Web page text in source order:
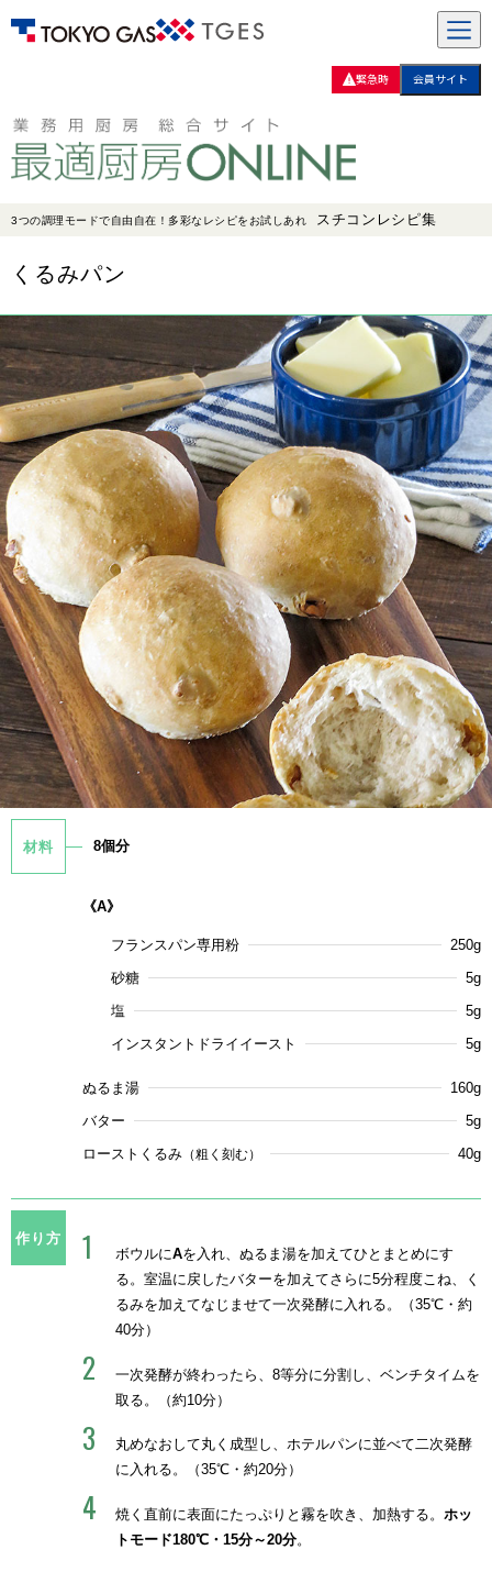
緊急時 会員サイト
3つの調理モードで自由自在！多彩なレシピをお試しあれ スチコンレシピ集
くるみパン
材料 8個分
《A》
フランスパン専用粉
250g
砂糖
5g
塩
5g
インスタントドライイースト
5g
ぬるま湯
160g
バター
5g
ローストくるみ （粗く刻む） 40g
作り方
ボウルにAを入れ、ぬるま湯を加えてひとまとめにす
る。室温に戻したバターを加えてさらに5分程度こね、く
るみを加えてなじませて一次発酵に入れる。（35℃・約
40分）
一次発酵が終わったら、8等分に分割し、ベンチタイムを
取る。（約10分）
丸めなおして丸く成型し、ホテルパンに並べて二次発酵
に入れる。（35℃・約20分）
焼く直前に表面にたっぷりと霧を吹き、加熱する。 ホッ
トモード180℃・15分～20分。